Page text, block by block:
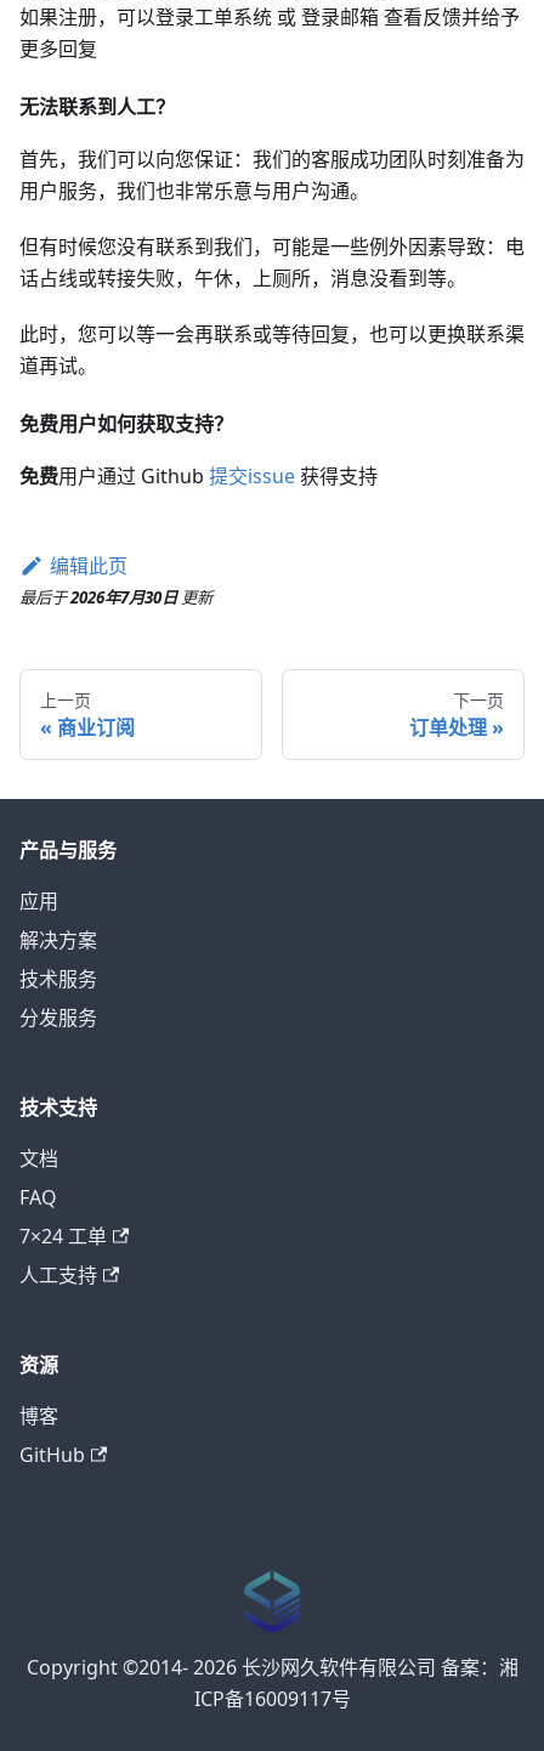
如果注册，可以登录工单系统 或 登录邮箱 查看反馈并给予
更多回复
无法联系到人工？
首先，我们可以向您保证：我们的客服成功团队时刻准备为
用户服务，我们也非常乐意与用户沟通。
但有时候您没有联系到我们，可能是一些例外因素导致：电
话占线或转接失败，午休，上厕所，消息没看到等。
此时，您可以等一会再联系或等待回复，也可以更换联系渠
道再试。
免费用户如何获取支持？
免费用户通过 Github 提交issue获得支持
编辑此页
最后于2026年7月30日 更新
上一页
商业订阅
下一页
订单处理
产品与服务
应用
解决方案
技术服务
分发服务
技术支持
文档
FAQ
7×24 工单
人工支持
资源
博客
GitHub
Copyright ©2014- 2026 长沙网久软件有限公司 备案：湘
ICP备16009117号